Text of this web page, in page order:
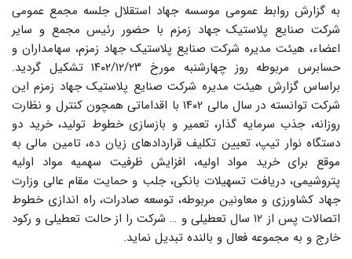
به گزارش روابط عمومی موسسه جهاد استقلال جلسه مجمع عمومی
شرکت صنایع پلاستیک جهاد زمزم با حضور رئیس مجمع و سایر
اعضاء، هیئت مدیره شرکت صنایع پلاستیک جهاد زمزم، سهامداران و
حسابرس مربوطه روز چهارشنبه مورخ ۱۴۰۲/۱۲/۲۳ تشکیل گردید.
براساس گزارش هیئت مدیره شرکت صنایع پلاستیک جهاد زمزم این
شرکت توانسته در سال مالی ۱۴۰۲ با اقداماتی همچون کنترل و نظارت
روزانه، جذب سرمایه گذار، تعمیر و بازسازی خطوط تولید، خرید دو
دستگاه نوار تیپ، تعیین تکلیف قراردادهای زیان ده، تامین مالی به
موقع برای خرید مواد اولیه، افزایش ظرفیت سهمیه مواد اولیه
پتروشیمی، دریافت تسهیلات بانکی، جلب و حمایت مقام عالی وزارت
جهاد کشاورزی و معاونین مربوطه، توسعه صادرات، راه اندازی خطوط
اتصالات پس از ۱۲ سال تعطیلی و … شرکت را از حالت تعطیلی و رکود
خارج و به مجموعه فعال و بالنده تبدیل نماید.